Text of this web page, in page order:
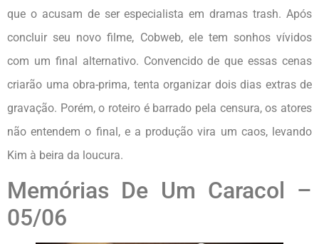
que o acusam de ser especialista em dramas trash. Após
concluir seu novo filme, Cobweb, ele tem sonhos vívidos
com um final alternativo. Convencido de que essas cenas
criarão uma obra-prima, tenta organizar dois dias extras de
gravação. Porém, o roteiro é barrado pela censura, os atores
não entendem o final, e a produção vira um caos, levando
Kim à beira da loucura.
Memórias De Um Caracol –
05/06